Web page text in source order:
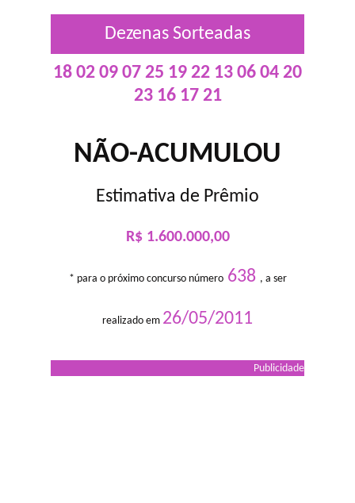
Dezenas Sorteadas
18 02 09 07 25 19 22 13 06 04 20
23 16 17 21
NÃO-ACUMULOU
Estimativa de Prêmio
R$ 1.600.000,00
* para o próximo concurso número638 , a ser
realizado em 26/05/2011
Publicidade